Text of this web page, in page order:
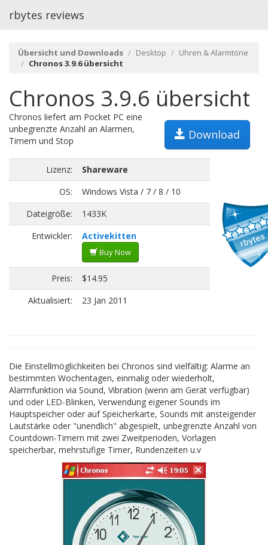
rbytes reviews
Übersicht und Downloads Desktop
Uhren & Alarmtöne
Chronos 3.9.6 übersicht
Chronos 3.9.6 übersicht
Download
Chronos liefert am Pocket PC eine
unbegrenzte Anzahl an Alarmen,
Timern und Stop
Lizenz:
Shareware
OS:
Windows Vista / 7 / 8 / 10
Dateigröße:
1433K
Entwickler:
Activekitten
Buy Now
Preis:
$14.95
Aktualisiert:
23 Jan 2011
Die Einstellmöglichkeiten bei Chronos sind vielfältig: Alarme an
bestimmten Wochentagen, einmalig oder wiederholt,
Alarmfunktion via Sound, Vibration (wenn am Gerät verfügbar)
und oder LED-Blinken, Verwendung eigener Sounds im
Hauptspeicher oder auf Speicherkarte, Sounds mit ansteigender
Lautstärke oder "unendlich" abgespielt, unbegrenzte Anzahl von
Countdown-Timern mit zwei Zweitperioden, Vorlagen
speicherbar, mehrstufige Timer, Rundenzeiten u.v